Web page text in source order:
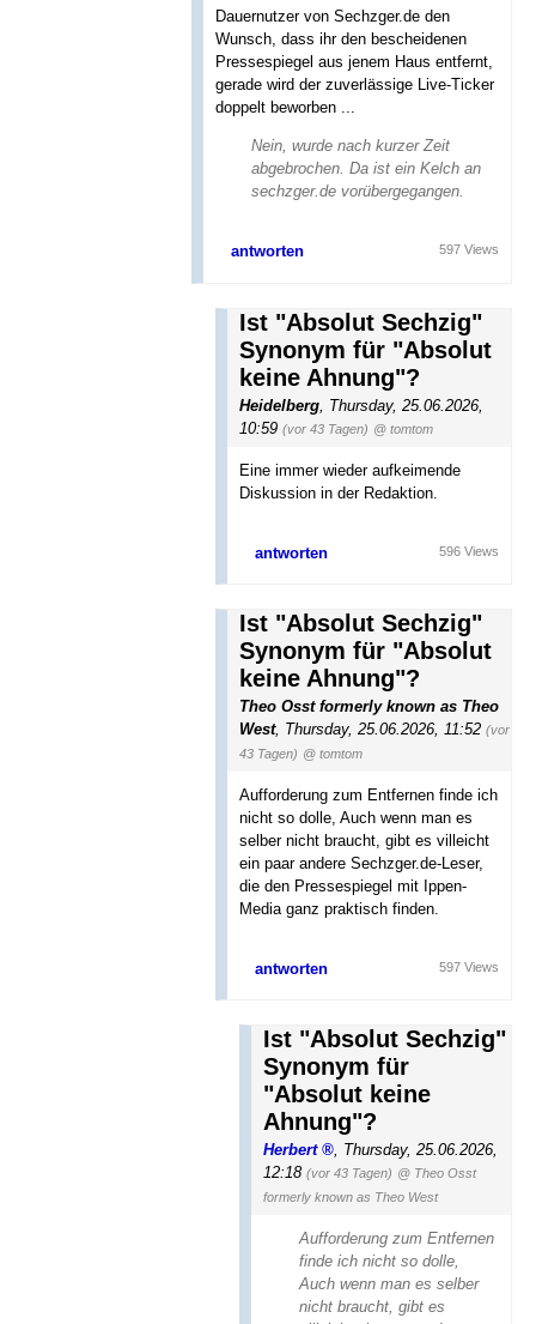
Dauernutzer von Sechzger.de den
Wunsch, dass ihr den bescheidenen
Pressespiegel aus jenem Haus entfernt,
gerade wird der zuverlässige Live-Ticker
doppelt beworben ...
Nein, wurde nach kurzer Zeit
abgebrochen. Da ist ein Kelch an
sechzger.de vorübergegangen.
antworten 597 Views
Ist "Absolut Sechzig"
Synonym für "Absolut
keine Ahnung"?
Heidelberg Thursday, 25.06.2026,
10:59 (vor 43 Tagen) @ tomtom
Eine immer wieder aufkeimende
Diskussion in der Redaktion.
antworten 596 Views
Ist "Absolut Sechzig"
Synonym für "Absolut
keine Ahnung"?
Theo Osst formerly known as Theo
West, Thursday, 25.06.2026, 11:52 (vor
43 Tagen) @ tomtom
Aufforderung zum Entfernen finde ich
nicht so dolle, Auch wenn man es
selber nicht braucht, gibt es villeicht
ein paar andere Sechzger.de-Leser,
die den Pressespiegel mit Ippen-
Media ganz praktisch finden.
antworten 597 Views
Ist "Absolut Sechzig"
Synonym für
"Absolut keine
Ahnung"?
Herbert , Thursday, 25.06.2026,
12:18 (vor 43 Tagen) @ Theo Osst
formerly known as Theo West
Aufforderung zum Entfernen
finde ich nicht so dolle,
Auch wenn man es selber
nicht braucht, gibt es